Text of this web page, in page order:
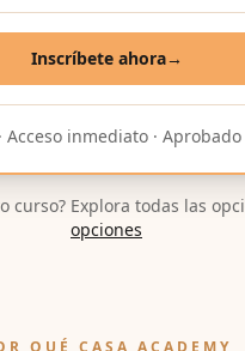
Inscríbete ahora→
Acceso inmediato · Aprobado
curso? Explora todas las
opciones
QUÉ CASA ACADEMY